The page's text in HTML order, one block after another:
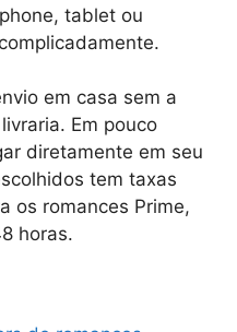
tablet ou
em casa sem a
Em pouco
diretamente em seu
tem taxas
os romances Prime,
horas.